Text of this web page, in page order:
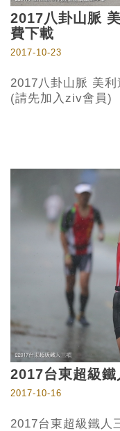
2017八卦山脈
費下載
2017-10-23
2017八卦山脈 美
(請先加入ziv會員)
2017台東超級
2017-10-16
2017台東超級鐵